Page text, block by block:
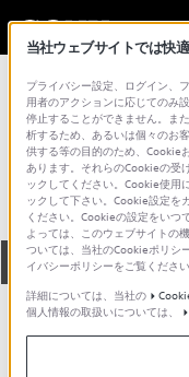
総合サポート
AC-VQL1BP
全て ダウンロード
当社ウェブサイトでは快
プライバシー設定、ログイン、
用者のアクションに応じてのみ
停止することができません。ま
析するため、あるいは個々のお
供する等の目的のため、Cookie
あります。それらのCookieの受
ックしてください。Cookie使用
ックして下さい。Cookie設定を
ください。Cookieの設定をいつ
よっては、このウェブサイトの
ついては、当社のCookieポリシ
イバシーポリシーをご覧ください
詳細については、当社の
個人情報の取扱いについては、